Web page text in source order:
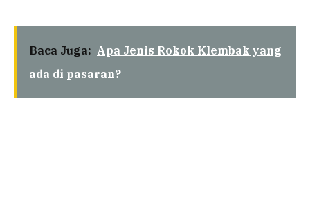
Baca Juga: Apa Jenis Rokok Klembak yang
ada di pasaran?